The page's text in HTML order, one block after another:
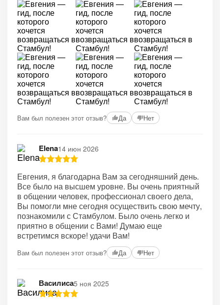
Вам был полезен этот отзыв? Да Нет
Elena14 июн 2026
Евгения, я благодарна Вам за сегодняшний день.
Все было на высшем уровне. Вы очень приятный
в общении человек, профессионал своего дела,
Вы помогли мне сегодня осуществить свою мечту,
познакомили с Стамбулом. Было очень легко и
приятно в общении с Вами! Думаю еще
встретимся вскоре! удачи Вам!
Вам был полезен этот отзыв? Да Нет
Василиса5 ноя 2025